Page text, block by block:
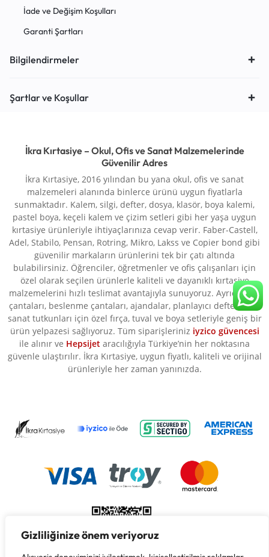
Gizliliğinize önem veriyoruz
İade ve Değişim Koşulları
Garanti Şartları
Bilgilendirmeler
Şartlar ve Koşullar
İkra Kırtasiye – Okul, Ofis ve Sanat Malzemelerinde
Güvenilir Adres
İkra Kırtasiye, 2016 yılından bu yana okul, ofis ve sanat
malzemeleri alanında binlerce ürünü uygun fiyatlarla
sunmaktadır. Kalem, silgi, defter, dosya, klasör, boya kalemi,
pastel boya, keçeli kalem ve çizim setleri gibi her yaşa uygun
kırtasiye ürünleriyle ihtiyaçlarınıza cevap verir. Faber-Castell,
Adel, Stabilo, Pensan, Rotring, Mikro, Lakss ve Copier bond gibi
güvenilir markaların ürünlerini tek bir çatı altında
bulabilirsiniz. Öğrenciler, öğretmenler ve ofis çalışanları için
özel olarak seçilen ürünlerle kaliteli ve dayanıklı kırtasiye
malzemelerini hızlı teslimat avantajıyla sunuyoruz. Ayrıca okul
çantaları, beslenme çantaları, ajandalar, planlayıcı defterler ve
sanat tutkunları için özel fırça, tuval ve boya setleriyle geniş bir
ürün yelpazesi sağlıyoruz. Tüm siparişleriniz iyzico güvencesi
ile alınır ve Hepsijet aracılığıyla Türkiye’nin her noktasına
güvenle ulaştırılır. İkra Kırtasiye, uygun fiyatlı, kaliteli ve orijinal
ürünleriyle her zaman yanınızda.